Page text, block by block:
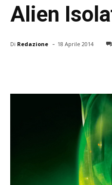
Alien
Di Redazione - 18 Aprile 2014